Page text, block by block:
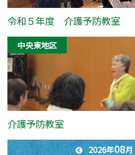
令和５年度 介護予防教室
中央東地区
介護予防教室
2026年08月